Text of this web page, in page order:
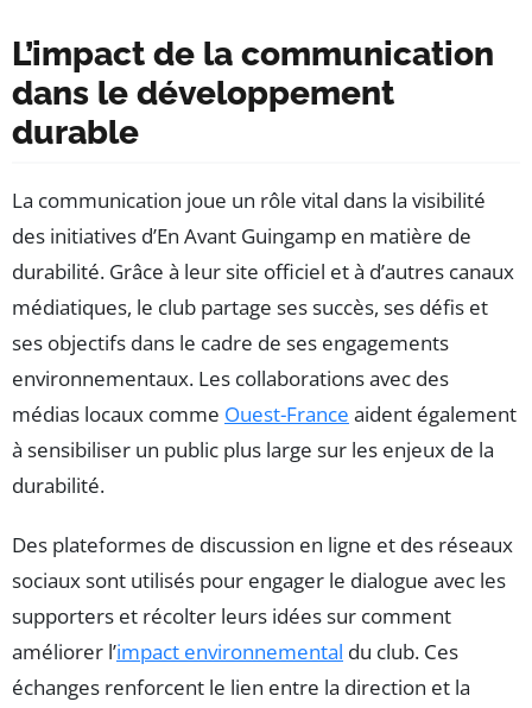
L’impact de la communication
dans le développement
durable
La communication joue un rôle vital dans la visibilité
des initiatives d’En Avant Guingamp en matière de
durabilité. Grâce à leur site officiel et à d’autres canaux
médiatiques, le club partage ses succès, ses défis et
ses objectifs dans le cadre de ses engagements
environnementaux. Les collaborations avec des
médias locaux comme Ouest-France aident également
à sensibiliser un public plus large sur les enjeux de la
durabilité.
Des plateformes de discussion en ligne et des réseaux
sociaux sont utilisés pour engager le dialogue avec les
supporters et récolter leurs idées sur comment
améliorer l’impact environnemental du club. Ces
échanges renforcent le lien entre la direction et la